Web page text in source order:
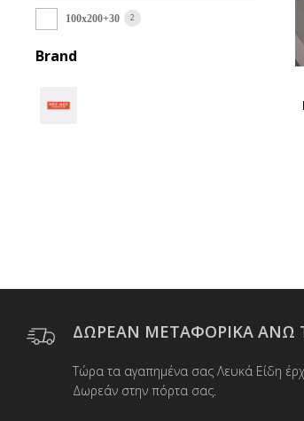
100x200+30 2
Brand
ΔΩΡΕΑΝ ΜΕΤΑΦΟΡΙΚΑ ΑΝΩ
Τώρα τα αγαπημένα σας Λευκά Είδη
Δωρεάν στην πόρτα σας.